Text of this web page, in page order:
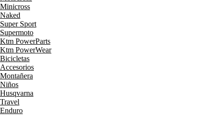
Minicross
Naked
Super Sport
Supermoto
Ktm PowerParts
Ktm PowerWear
Bicicletas
Accesorios
Montañera
Niños
Husqvarna
Travel
Enduro